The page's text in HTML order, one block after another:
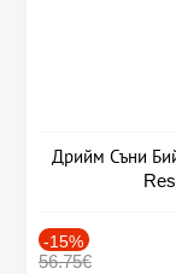
Дрийм Съни
-15%
56.75€